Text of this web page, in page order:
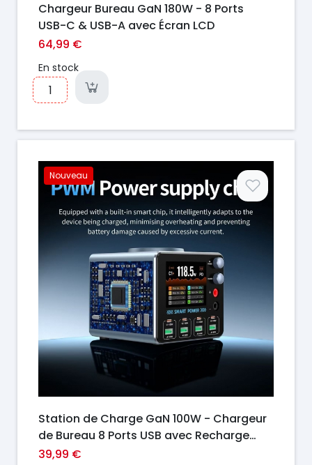
Chargeur Bureau GaN 180W - 8 Ports
USB-C & USB-A avec Écran LCD
64,99 €
En stock
Nouveau
Prix
Station de Charge GaN 100W - Chargeur
de Bureau 8 Ports USB avec Recharge
Sans Fil Magnétique 15W
39,99 €